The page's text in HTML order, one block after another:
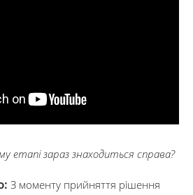
етапі зараз знаходиться справа?
З моменту прийняття рішення